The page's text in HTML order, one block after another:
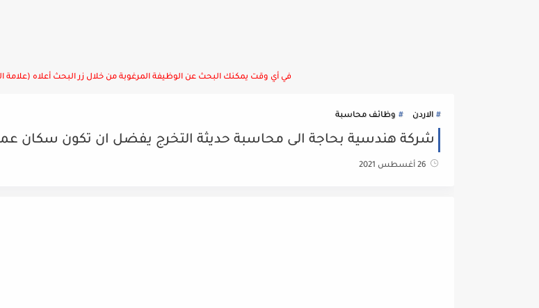
في أي وقت يمكنك البحث عن الوظيفة المرغوبة من خلال زر البحث أعلاه (علامة
الاردن وظائف محاسبة
شركة هندسية بحاجة الى محاسبة حديثة التخرج يفضل ان تكون سكان
26 أغسطس 2021